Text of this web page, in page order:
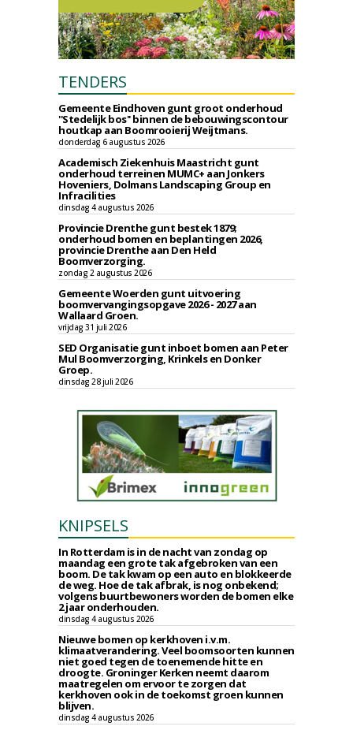
TENDERS
Gemeente Eindhoven gunt groot onderhoud
''Stedelijk bos'' binnen de bebouwingscontour
houtkap aan Boomrooierij Weijtmans.
donderdag 6 augustus 2026
Academisch Ziekenhuis Maastricht gunt
onderhoud terreinen MUMC+ aan Jonkers
Hoveniers, Dolmans Landscaping Group en
Infracilities
dinsdag 4 augustus 2026
Provincie Drenthe gunt bestek 1879;
onderhoud bomen en beplantingen 2026,
provincie Drenthe aan Den Held
Boomverzorging.
zondag 2 augustus 2026
Gemeente Woerden gunt uitvoering
boomvervangingsopgave 2026 - 2027 aan
Wallaard Groen.
vrijdag 31 juli 2026
SED Organisatie gunt inboet bomen aan Peter
Mul Boomverzorging, Krinkels en Donker
Groep.
dinsdag 28 juli 2026
KNIPSELS
In Rotterdam is in de nacht van zondag op
maandag een grote tak afgebroken van een
boom. De tak kwam op een auto en blokkeerde
de weg. Hoe de tak afbrak, is nog onbekend;
volgens buurtbewoners worden de bomen elke
2 jaar onderhouden.
dinsdag 4 augustus 2026
Nieuwe bomen op kerkhoven i.v.m.
klimaatverandering. Veel boomsoorten kunnen
niet goed tegen de toenemende hitte en
droogte. Groninger Kerken neemt daarom
maatregelen om ervoor te zorgen dat
kerkhoven ook in de toekomst groen kunnen
blijven.
dinsdag 4 augustus 2026